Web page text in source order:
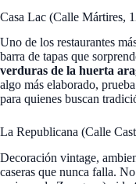
Casa Lac (Calle Mártires,
Uno de los restaurantes
barra de tapas que
verduras de la huerta
algo más elaborado,
para quienes buscan
La Republicana (Calle
Decoración vintage,
caseras que nunca falla.